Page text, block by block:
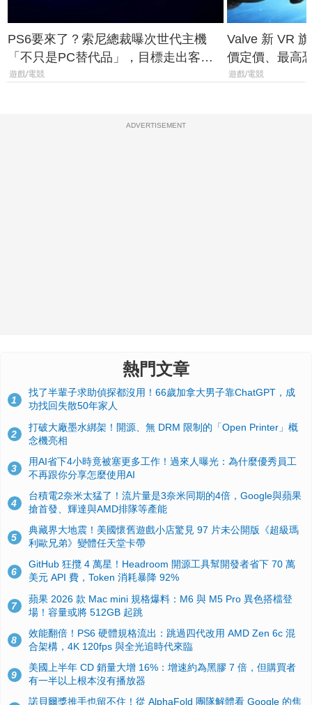
PS6要來了？索尼總裁曝次世代主機
「不只是PC替代品」，目標走出客
廳、進軍電競桌面
遊戲/電競
Valve 新 VR
價定價、最高
遊戲/電競
ADVERTISEMENT
熱門文章
1
找了半輩子求助偵探都沒用！66歲加拿大男子靠ChatGPT，成
功找回失散50年家人
2
打破大廠墨水綁架！開源、無 DRM 限制的「Open Printer」概
念機亮相
3
用AI省下4小時竟被塞更多工作！過來人曝光：為什麼優秀員工
不再跟你分享怎麼使用AI
4
台積電2奈米太猛了！流片量是3奈米同期的4倍，Google與蘋果
搶首發、輝達與AMD排隊等產能
5
典藏界大地震！美國懷舊遊戲小店驚見 97 片未公開版《超級瑪
利歐兄弟》變體任天堂卡帶
6
GitHub 狂攬 4 萬星！Headroom 開源工具幫開發者省下 70 萬
美元 API 費，Token 消耗暴降 92%
7
蘋果 2026 款 Mac mini 規格爆料：M6 與 M5 Pro 異色搭檔登
場！容量或將 512GB 起跳
8
效能翻倍！PS6 硬體規格流出：跳過四代改用 AMD Zen 6c 混
合架構，4K 120fps 與全光追時代來臨
9
美國上半年 CD 銷量大增 16%：增速約為黑膠 7 倍，但購買者
有一半以上根本沒有播放器
諾貝爾獎推手也留不住！從 AlphaFold 團隊解體看 Google 的焦